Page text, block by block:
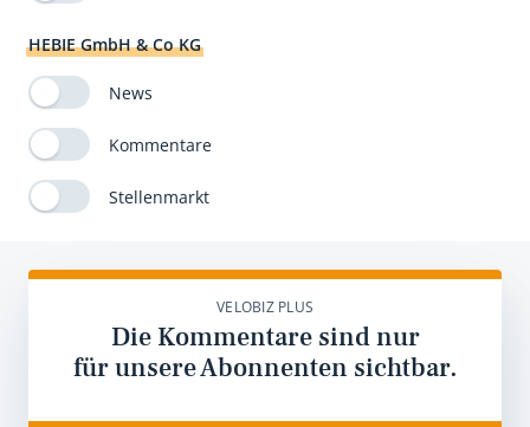
HEBIE GmbH & Co KG
News
Kommentare
Stellenmarkt
VELOBIZ PLUS
Die Kommentare sind nur
für unsere Abonnenten sichtbar.